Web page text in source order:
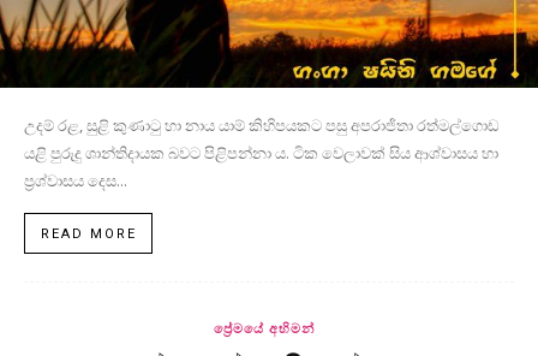
උදම් රළ, සුළි කුණාටු හා නාය යාම් කිහිපයකට පසු අපරාජිතා රත්මල්ගොඩ
යළි පුරුදු ශාන්තිදායක බවට පිළිපන්නා ය. ටික වෙලාවක් සිය ආශ්වාසය හා
ප්‍රශ්වාසය දෙස...
READ MORE
ප්‍රේමයේ අභිමන්